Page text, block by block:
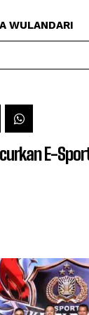
WULANDARI
E-